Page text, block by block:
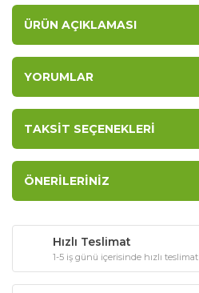
ÜRÜN AÇIKLAMASI
YORUMLAR
TAKSIT SEÇENEKLERI
ÖNERILERINIZ
Hızlı Teslimat
1-5 iş günü içerisinde hızlı teslimat